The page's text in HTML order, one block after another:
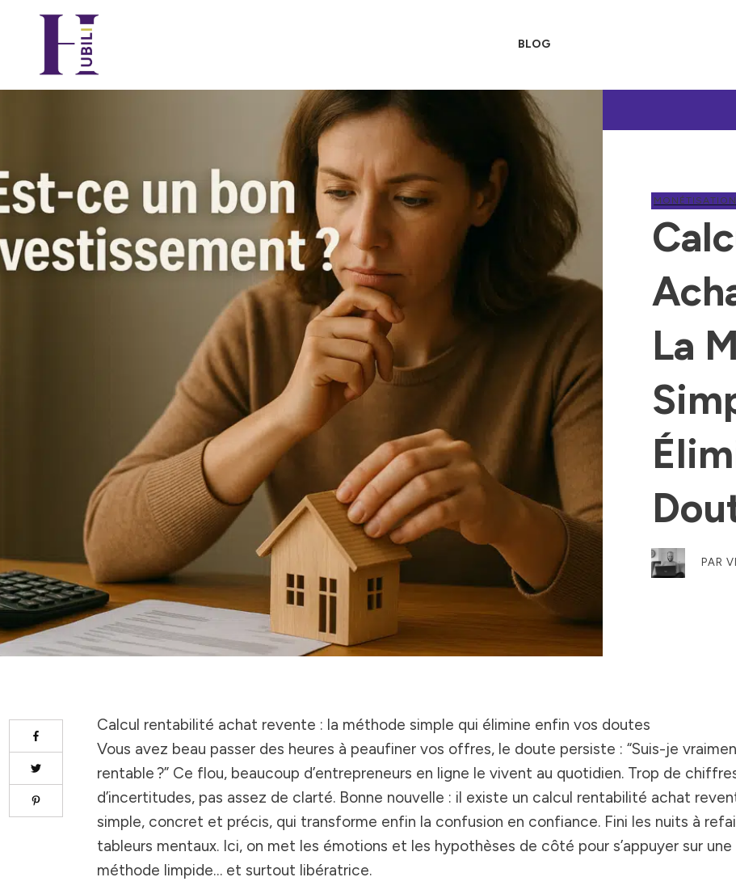
BLOG
La
PAR
Calcul rentabilité achat revente : la méthode simple qui élimine enfin vos doutes
Vous avez beau passer des heures à peaufiner vos offres, le doute persiste : “Suis-je
rentable ?” Ce flou, beaucoup d’entrepreneurs en ligne le vivent au quotidien. Trop de
d’incertitudes, pas assez de clarté. Bonne nouvelle : il existe un calcul rentabilité achat
simple, concret et précis, qui transforme enfin la confusion en confiance. Fini les nuits à
tableurs mentaux. Ici, on met les émotions et les hypothèses de côté pour s’appuyer sur une
méthode limpide… et surtout libératrice.